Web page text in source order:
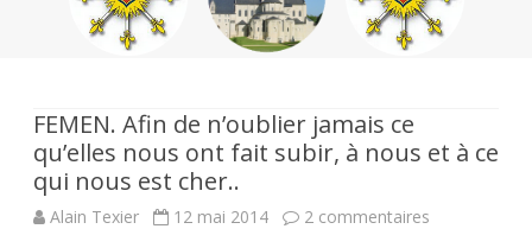
FEMEN. Afin de n’oublier jamais ce
qu’elles nous ont fait subir, à nous et à ce
qui nous est cher..
Alain Texier 12 mai 2014 2 commentaires